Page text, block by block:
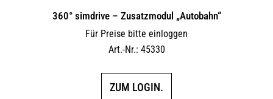
360° simdrive – Zusatzmodul „Autobahn“
Für Preise bitte einloggen
Art.-Nr.: 45330
ZUM LOGIN.